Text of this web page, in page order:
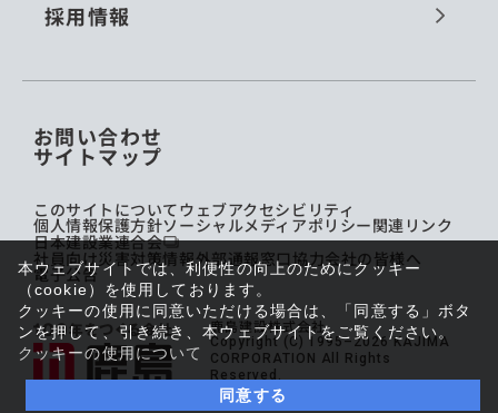
本ウェブサイトでは、利便性の向上のためにクッキー
（cookie）を使用しております。
クッキーの使用に同意いただける場合は、「同意する」ボタ
ンを押して、引き続き、本ウェブサイトをご覧ください。
クッキーの使用について
同意する
採用情報
お問い合わせ
サイトマップ
このサイトについてウェブアクセシビリティ
個人情報保護方針ソーシャルメディアポリシー関連リンク
日本建設業連合会
社員向け災害対策情報外部通報窓口協力会社の皆様へ
電子公告
鹿島建設株式会社
Copyright (C) 1995–2026 KAJIMA
CORPORATION All Rights
Reserved.